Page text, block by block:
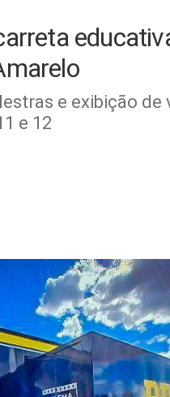
e exibição de
e 12